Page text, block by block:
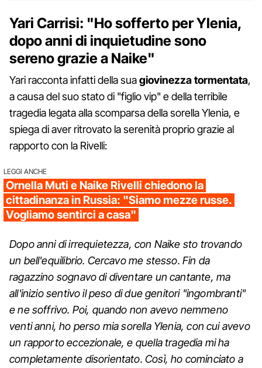
Yari Carrisi: "Ho sofferto per Ylenia,
dopo anni di inquietudine sono
sereno grazie a Naike"
Yari racconta infatti della suagiovinezza tormentata,
a causa del suo stato di "figlio vip" e della terribile
tragedia legata alla scomparsa della sorella Ylenia, e
spiega di aver ritrovato la serenità proprio grazie al
rapporto con la Rivelli:
LEGGI ANCHE
Ornella Muti e Naike Rivelli chiedono la
cittadinanza in Russia: "Siamo mezze russe.
Vogliamo sentirci a casa"
Dopo anni di irrequietezza, con Naike sto trovando
un bell'equilibrio. Cercavo me stesso. Fin da
ragazzino sognavo di diventare un cantante, ma
all'inizio sentivo il peso di due genitori "ingombranti"
e ne soffrivo. Poi, quando non avevo nemmeno
venti anni, ho perso mia sorella Ylenia, con cui avevo
un rapporto eccezionale, e quella tragedia mi ha
completamente disorientato. Così, ho cominciato a